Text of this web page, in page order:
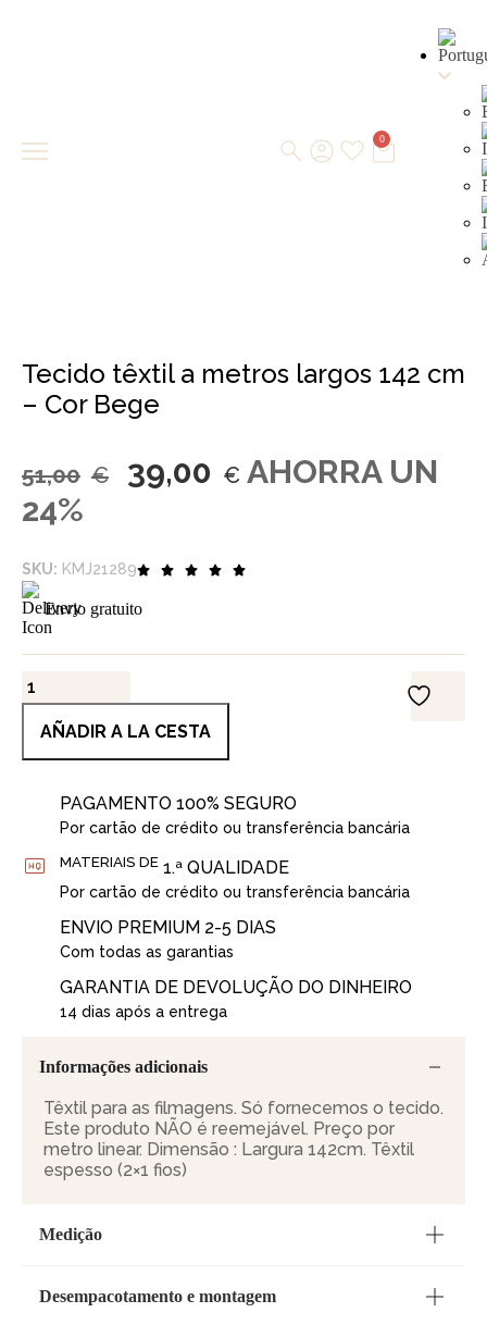
0
Tecido têxtil a metros largos 142 cm
– Cor Bege
51,00 € 39,00 € AHORRA UN
24%
SKU: KMJ21289
Envio gratuito
AÑADIR A LA CESTA
PAGAMENTO 100% SEGURO
Por cartão de crédito ou transferência bancária
MATERIAIS DE 1.ª QUALIDADE
Por cartão de crédito ou transferência bancária
ENVIO PREMIUM 2-5 DIAS
Com todas as garantias
GARANTIA DE DEVOLUÇÃO DO DINHEIRO
14 dias após a entrega
Informações adicionais
Têxtil para as filmagens. Só fornecemos o tecido.
Este produto NÃO é reemejável. Preço por
metro linear. Dimensão : Largura 142cm. Têxtil
espesso (2×1 fios)
Medição
Desempacotamento e montagem